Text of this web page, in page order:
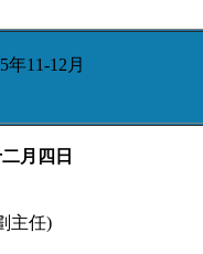
11-12月
月四日
主任)